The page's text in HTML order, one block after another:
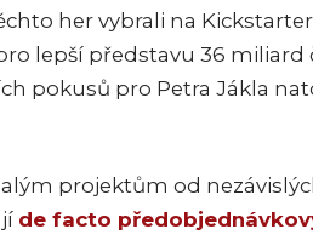
her vybrali na
lepší představu 36 miliard
pokusů pro Petra Jákla
projektům od
de facto